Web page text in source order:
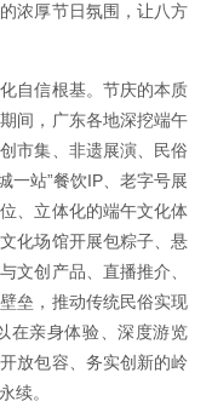
浓厚节日氛围，让八方
自信根基。节庆的本质
间，广东各地深挖端午
市集、非遗展演、民俗
一站”餐饮IP、老字号展
、立体化的端午文化体
化场馆开展包粽子、悬
文创产品、直播推介、
垒，推动传统民俗实现
在亲身体验、深度游览
放包容、务实创新的岭
续。